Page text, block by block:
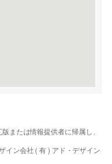
または情報提供者に帰属し、
イン会社 ( 有 ) アド・デザイン